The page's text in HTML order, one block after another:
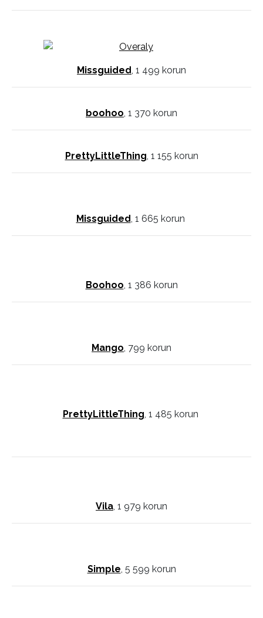
Missguided, 1 499 korun
boohoo, 1 370 korun
PrettyLittleThing, 1 155 korun
Missguided, 1 665 korun
Boohoo, 1 386 korun
Mango, 799 korun
PrettyLittleThing, 1 485 korun
Vila, 1 979 korun
Simple, 5 599 korun